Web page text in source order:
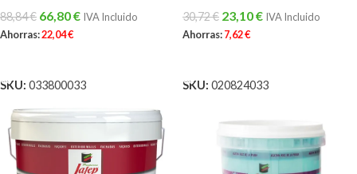
88,84€ 66,80€ IVA Incluido
Ahorras:22,04€
SKU: 033800033
30,72€ 23,10€ IVA Incluido
Ahorras:7,62€
SKU: 020824033